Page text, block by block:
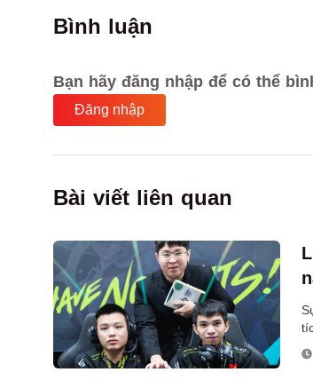
Bình luận
Bạn hãy đăng nhập để có thể
Đăng nhập
Bài viết liên quan